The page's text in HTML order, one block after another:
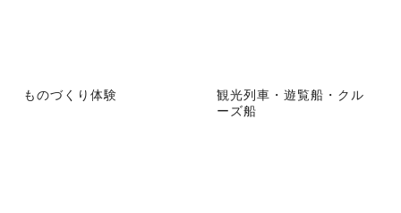
ものづくり体験
観光列車・遊覧船・クル
ーズ船